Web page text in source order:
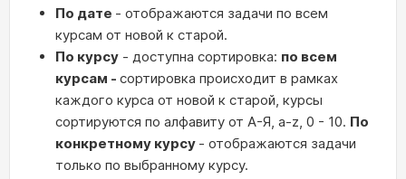
По дате - отображаются задачи по всем
курсам от новой к старой.
По курсу - доступна сортировка: по всем
курсам - сортировка происходит в рамках
каждого курса от новой к старой, курсы
сортируются по алфавиту от A-Я, a-z, 0 - 10. По
конкретному курсу - отображаются задачи
только по выбранному курсу.